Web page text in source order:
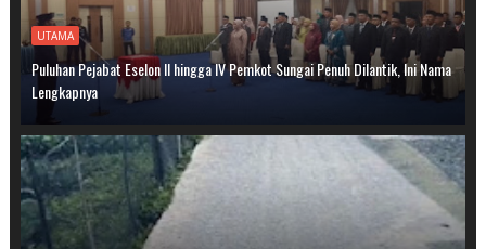
UTAMA
Puluhan Pejabat Eselon II hingga IV Pemkot Sungai Penuh Dilantik, Ini Nama
Lengkapnya